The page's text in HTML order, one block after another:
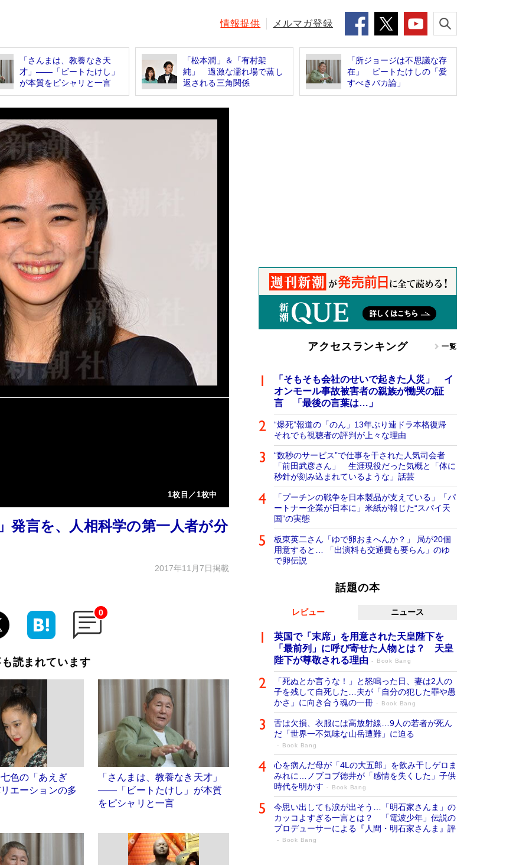
情報提供 メルマガ登録
「さんまは、教養なき天
才」――「ビートたけし」
が本質をピシャリと一言
「松本潤」＆「有村架
純」 過激な濡れ場で蒸し
返される三角関係
「所ジョージは不思議な存
在」 ビートたけしの「愛
すべきバカ論」
1枚目／1枚中
発言を、人相科学の第一人者が分
2017年11月7日掲載
0
読まれています
色の「あえぎ
エーションの多
「さんまは、教養なき天才」
――「ビートたけし」が本質
をピシャリと一言
アクセスランキング 一覧
「そもそも会社のせいで起きた人災」 イ
オンモール事故被害者の親族が慟哭の証
言 「最後の言葉は…」
“爆死”報道の「のん」13年ぶり連ドラ本格復帰
それでも視聴者の評判が上々な理由
“数秒のサービス”で仕事を干された人気司会者
「前田武彦さん」 生涯現役だった気概と「体に
秒針が刻み込まれているような」話芸
「プーチンの戦争を日本製品が支えている」「パ
ートナー企業が日本に」米紙が報じた“スパイ天
国”の実態
板東英二さん「ゆで卵おまへんか？」 局が20個
用意すると… 「出演料も交通費も要らん」のゆ
で卵伝説
話題の本
レビュー ニュース
英国で「末席」を用意された天皇陛下を
「最前列」に呼び寄せた人物とは？ 天皇
陛下が尊敬される理由
Book Bang
「死ぬとか言うな！」と怒鳴った日、妻は2人の
子を残して自死した…夫が「自分の犯した罪や愚
かさ」に向き合う魂の一冊
Book Bang
舌は欠損、衣服には高放射線…9人の若者が死ん
だ「世界一不気味な山岳遭難」に迫る
Book Bang
心を病んだ母が「4Lの大五郎」を飲み干しゲロま
みれに…ノブコブ徳井が「感情を失くした」子供
時代を明かす
Book Bang
今思い出しても涙が出そう…「明石家さんま」の
カッコよすぎる一言とは？ 「電波少年」伝説の
プロデューサーによる『人間・明石家さんま』評
Book Bang